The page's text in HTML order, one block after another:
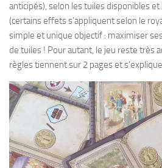
anticipés), selon les tuiles disponibles
(certains effets s’appliquent selon le
simple et unique objectif : maximiser
de tuiles ! Pour autant, le jeu reste très
règles tiennent sur 2 pages et